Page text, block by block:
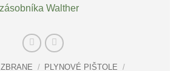
ZBRANE / PLYNOVÉ PIŠTOLE
/